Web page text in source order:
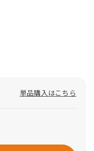
単品購入はこちら